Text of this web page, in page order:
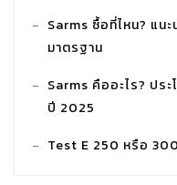
Sarms ซื้อที่ไหน? แน
มาตรฐาน
Sarms คืออะไร? ปร
ปี 2025
Test E 250 หรือ